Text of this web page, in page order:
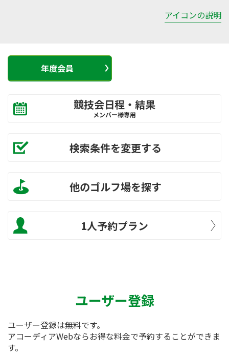
アイコンの説明
年度会員
競技会日程・結果
メンバー様専用
検索条件を変更する
他のゴルフ場を探す
1人予約プラン
ユーザー登録
ユーザー登録は無料です。
アコーディアWebならお得な料金で予約することができま
す。